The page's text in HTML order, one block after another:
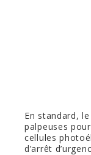
En standard,
palpeuses pour
cellules
d’arrêt